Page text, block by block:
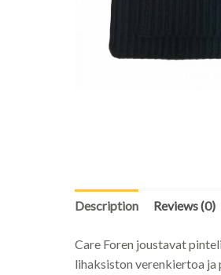
Description Reviews (0)
Care Foren joustavat
lihaksiston verenkiertoa ja